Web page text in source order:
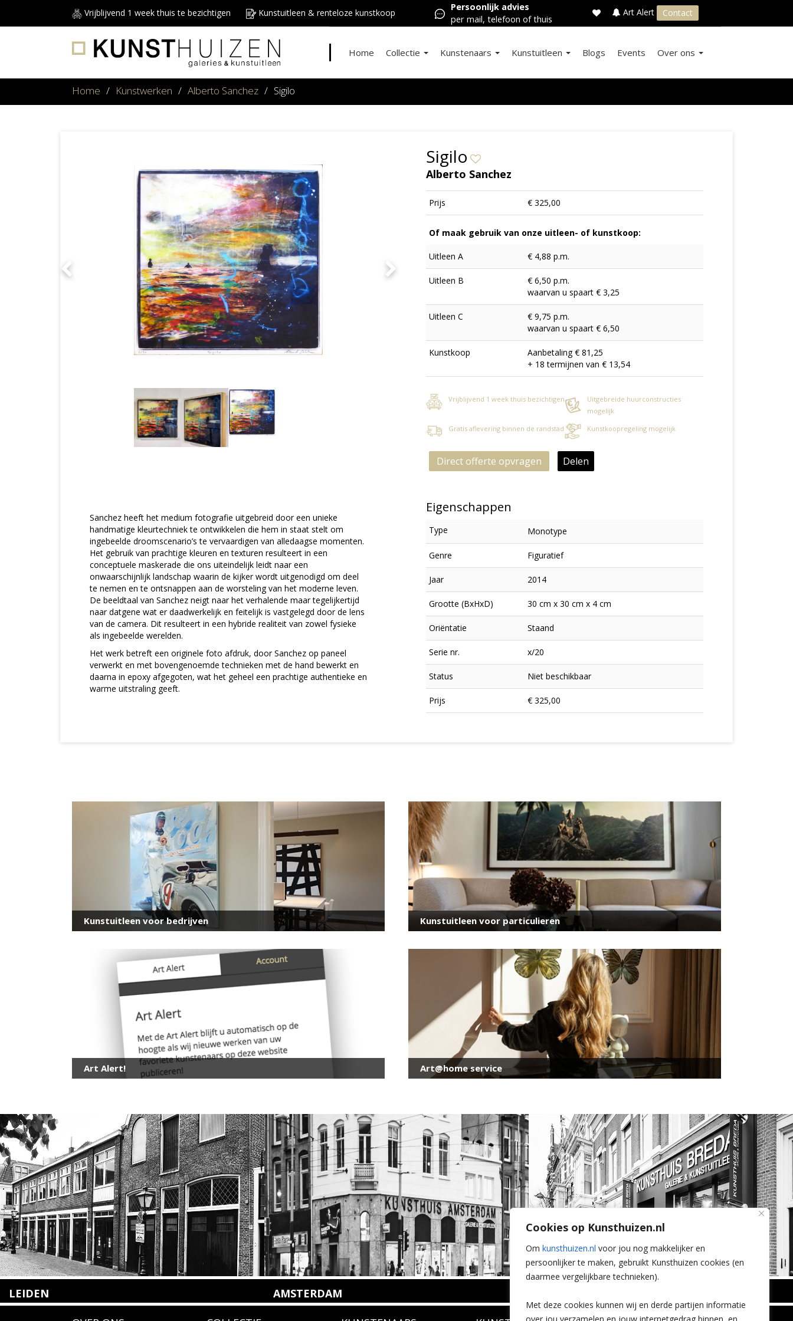
Cookies op Kunsthuizen.nl
Om kunsthuizen.nl voor jou nog makkelijker en
persoonlijker te maken, gebruikt Kunsthuizen cookies (en
daarmee vergelijkbare technieken).
Met deze cookies kunnen wij en derde partijen informatie
Vrijblijvend 1 week thuis te bezichtigen Kunstuitleen & renteloze kunstkoop
Persoonlijk advies
per mail, telefoon of thuis
Art Alert Contact
Home Collectie Kunstenaars Kunstuitleen Blogs Events Over ons
Home / Kunstwerken / Alberto Sanchez / Sigilo
Sanchez heeft het medium fotografie uitgebreid door een unieke
handmatige kleurtechniek te ontwikkelen die hem in staat stelt om
ingebeelde droomscenario’s te vervaardigen van alledaagse momenten.
Het gebruik van prachtige kleuren en texturen resulteert in een
conceptuele maskerade die ons uiteindelijk leidt naar een
onwaarschijnlijk landschap waarin de kijker wordt uitgenodigd om deel
te nemen en te ontsnappen aan de worsteling van het moderne leven.
De beeldtaal van Sanchez neigt naar het verhalende maar tegelijkertijd
naar datgene wat er daadwerkelijk en feitelijk is vastgelegd door de lens
van de camera. Dit resulteert in een hybride realiteit van zowel fysieke
als ingebeelde werelden.
Het werk betreft een originele foto afdruk, door Sanchez op paneel
verwerkt en met bovengenoemde technieken met de hand bewerkt en
daarna in epoxy afgegoten, wat het geheel een prachtige authentieke en
warme uitstraling geeft.
Sigilo
Alberto Sanchez
Prijs € 325,00
Of maak gebruik van onze uitleen- of kunstkoop:
Uitleen A € 4,88 p.m.
Uitleen B
€ 6,50 p.m.
waarvan u spaart € 3,25
Uitleen C
€ 9,75 p.m.
waarvan u spaart € 6,50
Kunstkoop
Aanbetaling € 81,25
+ 18 termijnen van € 13,54
Vrijblijvend 1 week thuis bezichtigen
Uitgebreide huurconstructies
mogelijk
Gratis aflevering binnen de randstad
Kunstkoopregeling mogelijk
Direct offerte opvragen Delen
Eigenschappen
Type Monotype
Genre Figuratief
Jaar 2014
Grootte (BxHxD) 30 cm x 30 cm x 4 cm
Oriëntatie Staand
Serie nr. x/20
Status Niet beschikbaar
Prijs € 325,00
Kunstuitleen voor bedrijven Kunstuitleen voor particulieren
Art Alert! Art@home service
LEIDEN AMSTERDAM
Wilhelminastraat 11
voor onze nieuwsbrief
E-
mailadres
×